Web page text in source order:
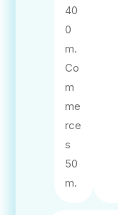
40
0
m.
Co
m
me
rce
s
50
m.